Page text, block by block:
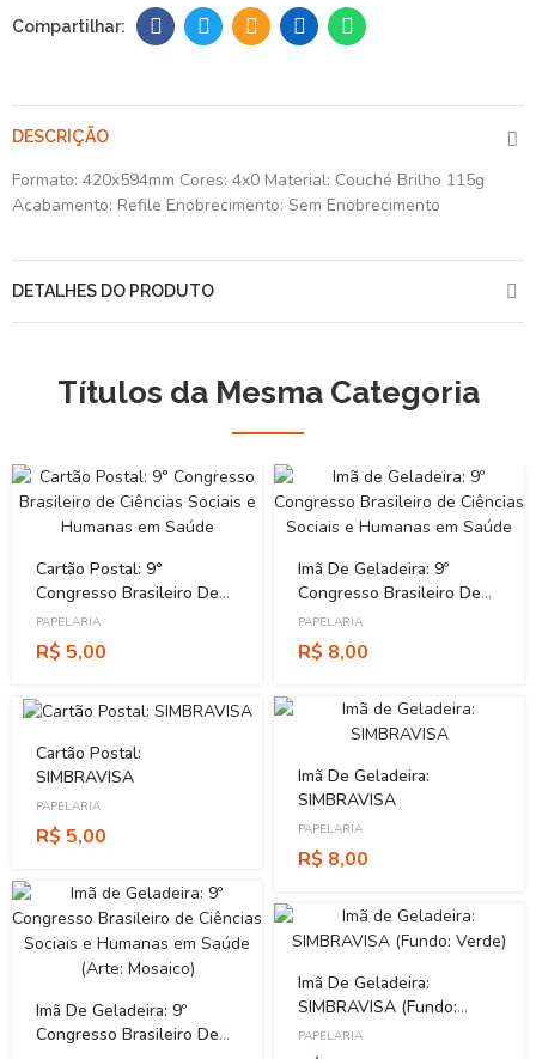
DESCRIÇÃO
Formato: 420x594mm Cores: 4x0 Material: Couché Brilho 115g
Acabamento: Refile Enobrecimento: Sem Enobrecimento
DETALHES DO PRODUTO
Títulos da Mesma Categoria
Cartão Postal: 9°
Congresso Brasileiro De
Ciências Sociais E
Humanas Em Saúde
PAPELARIA
R$ 5,00
Cartão Postal:
SIMBRAVISA
PAPELARIA
R$ 5,00
Imã De Geladeira: 9º
Congresso Brasileiro De
Imã De Geladeira: 9º
Congresso Brasileiro De
Ciências Sociais E
Humanas Em Saúde
PAPELARIA
R$ 8,00
Imã De Geladeira:
SIMBRAVISA
PAPELARIA
R$ 8,00
Imã De Geladeira:
SIMBRAVISA (Fundo:
Verde)
PAPELARIA